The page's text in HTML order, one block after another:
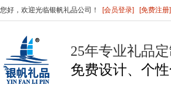
您好，欢迎光临银帆礼品公司！ [会员登录] [免费注册]
25年专业礼品
免费设计、个